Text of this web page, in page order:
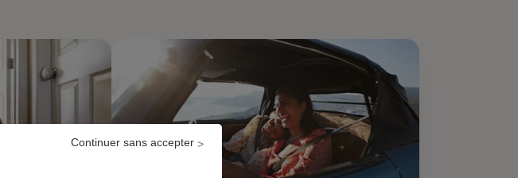
Continuer sans accepter